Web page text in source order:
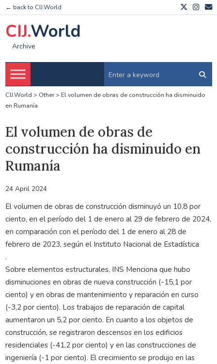
← back to CIJ.World
CIJ.World
Archive
CIJ.World > Other> El volumen de obras de construcción ha disminuido
en Rumanía
El volumen de obras de
construcción ha disminuido en
Rumanía
24 April 2024
El volumen de obras de construcción disminuyó un 10,8 por
ciento, en el período del 1 de enero al 29 de febrero de 2024,
en comparación con el período del 1 de enero al 28 de
febrero de 2023, según el Instituto Nacional de Estadística
.
Sobre elementos estructurales, INS Menciona que hubo
disminuciones en obras de nueva construcción (-15,1 por
ciento) y en obras de mantenimiento y reparación en curso
(-3,2 por ciento). Los trabajos de reparación de capital
aumentaron un 5,2 por ciento. En cuanto a los objetos de
construcción, se registraron descensos en los edificios
residenciales (-41,2 por ciento) y en las construcciones de
ingeniería (-1 por ciento). El crecimiento se produjo en las